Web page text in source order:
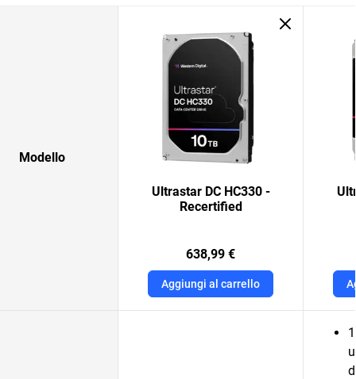
Modello
Ultrastar DC HC330 -
Recertified
638,99 €
Aggiungi al carrello